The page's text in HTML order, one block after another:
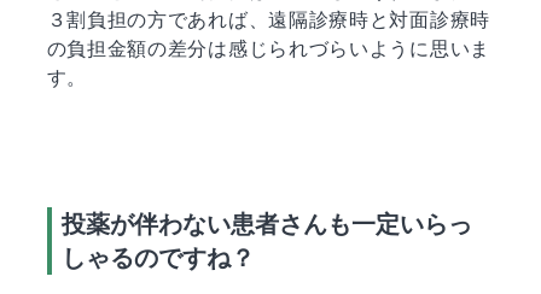
３割負担の方であれば、遠隔診療時と対面診療時
の負担金額の差分は感じられづらいように思いま
す。
投薬が伴わない患者さんも一定いらっ
しゃるのですね？